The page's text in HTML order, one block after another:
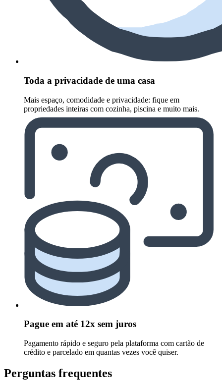
Toda a privacidade de uma casa
Mais espaço, comodidade e privacidade: fique em
propriedades inteiras com cozinha, piscina e muito mais.
Pague em até 12x sem juros
Pagamento rápido e seguro pela plataforma com cartão de
crédito e parcelado em quantas vezes você quiser.
Perguntas frequentes